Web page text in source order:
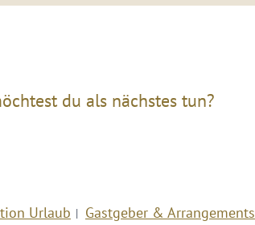
du als nächstes tun?
Urlaub Gastgeber & Arrangements